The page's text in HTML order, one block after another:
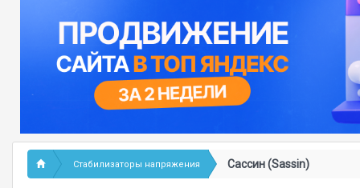
Стабилизаторы напряжения Сассин (Sassin)